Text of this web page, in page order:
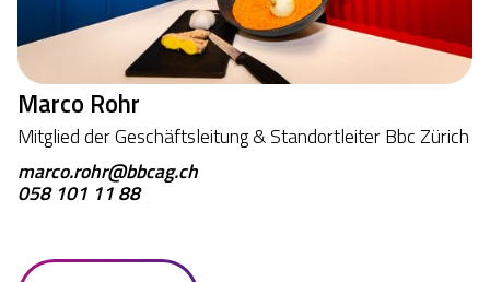
Marco Rohr
Mitglied der Geschäftsleitung & Standortleiter Bbc Zürich
marco.rohr@bbcag.ch
058 101 11 88